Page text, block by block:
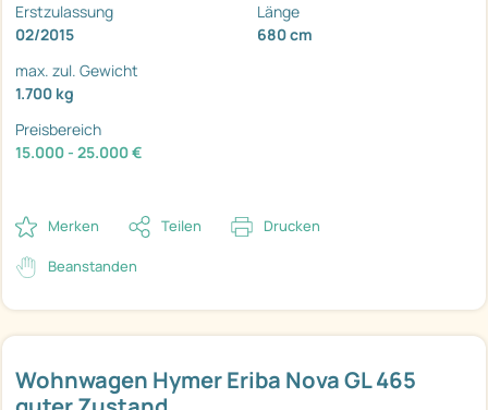
Wohnwagen Hymer Eriba Nova GL 465
Erstzulassung
02/2015
Länge
680 cm
max. zul. Gewicht
1.700 kg
Preisbereich
15.000 - 25.000 €
Merken Teilen Drucken
Beanstanden